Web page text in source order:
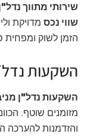
שירותי מתווך
שווי נכס מדויקת
הזמן לשוק ומפחית
השקעות
השקעות נדל"ן
מזומנים שוטף.
והזדמנות להערכה